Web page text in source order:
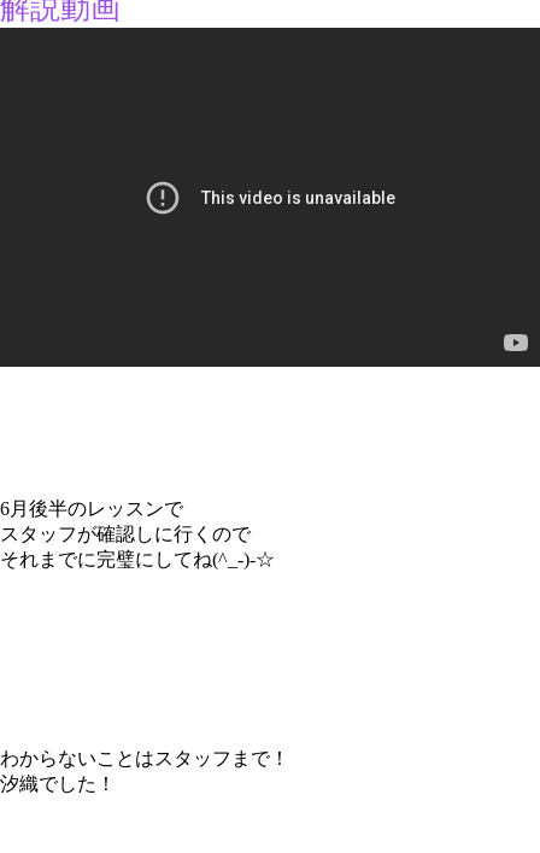
解説動画
6月後半のレッスンで
スタッフが確認しに行くので
それまでに完璧にしてね(^_-)-☆
わからないことはスタッフまで！
汐織でした！